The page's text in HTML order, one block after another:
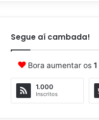
Segue aí cambada!
Bora aumentar os 1
1.000
Inscritos